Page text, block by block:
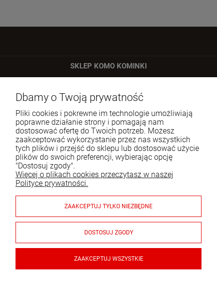
SKLEP KOMO KOMINKI
00-716 Warszawa
Tel.:
22 651 09 06
E-mail:
sklep@komo.pl
Moje konto
Pomoc
Informacje
Płatności i dostawa
Dbamy o Twoją prywatność
Pliki cookies i pokrewne im technologie umożliwiają
poprawne działanie strony i pomagają nam
dostosować ofertę do Twoich potrzeb. Możesz
zaakceptować wykorzystanie przez nas wszystkich
tych plików i przejść do sklepu lub dostosować użycie
plików do swoich preferencji, wybierając opcję
"Dostosuj zgody".
Więcej o plikach cookies przeczytasz w naszej
Polityce prywatności.
ZAAKCEPTUJ TYLKO NIEZBĘDNE
DOSTOSUJ ZGODY
ZAAKCEPTUJ WSZYSTKIE